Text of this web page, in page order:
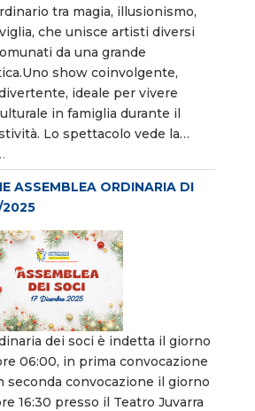
tra magia, illusionismo,
che unisce artisti diversi
da una grande
show coinvolgente,
ideale per vivere
in famiglia durante il
Lo spettacolo vede la…
ASSEMBLEA ORDINARIA DI
2025
dei soci è indetta il giorno
06:00, in prima convocazione
seconda convocazione il giorno
16:30 presso il Teatro Juvarra